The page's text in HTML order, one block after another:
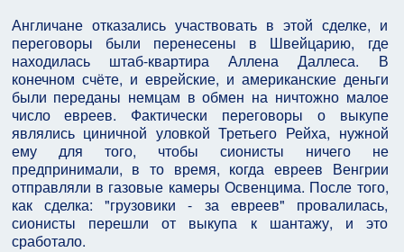
Англичане отказались участвовать в этой сделке, и
переговоры были перенесены в Швейцарию, где
находилась штаб-квартира Аллена Даллеса. В
конечном счёте, и еврейские, и американские деньги
были переданы немцам в обмен на ничтожно малое
число евреев. Фактически переговоры о выкупе
являлись циничной уловкой Третьего Рейха, нужной
ему для того, чтобы сионисты ничего не
предпринимали, в то время, когда евреев Венгрии
отправляли в газовые камеры Освенцима. После того,
как сделка: "грузовики - за евреев" провалилась,
сионисты перешли от выкупа к шантажу, и это
сработало.